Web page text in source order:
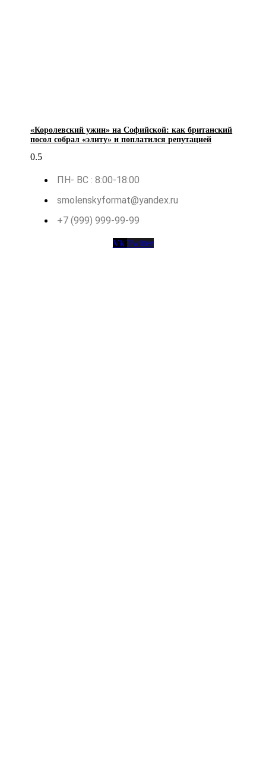
«Королевский ужин» на Софийской: как британский
посол собрал «элиту» и поплатился репутацией
ПН- ВС : 8:00-18:00
smolenskyformat@yandex.ru
+7 (999) 999-99-99
Vk Twitter